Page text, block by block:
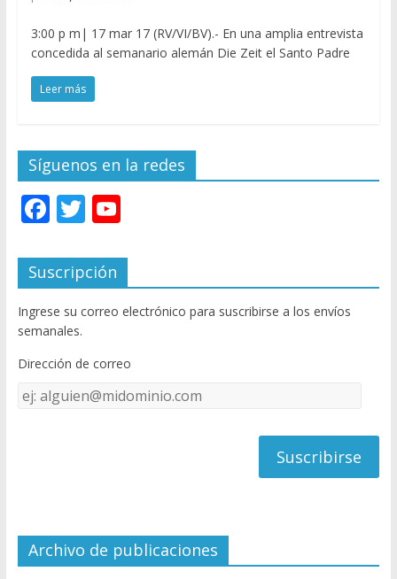
3:00 p m| 17 mar 17 (RV/VI/BV).- En una amplia entrevista
concedida al semanario alemán Die Zeit el Santo Padre
Leer más
Síguenos en la redes
F
e
b
o
o
k
T
itt
er
Y
u
T
u
e
C
el
Suscripción
Ingrese su correo electrónico para suscribirse a los envíos
semanales.
Dirección de correo
Dirección
de
Archivo de publicaciones